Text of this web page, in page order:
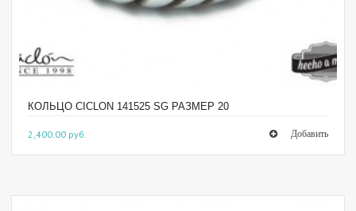
КОЛЬЦО CICLON 141525 SG РАЗМЕР 20
2,400.00 руб.